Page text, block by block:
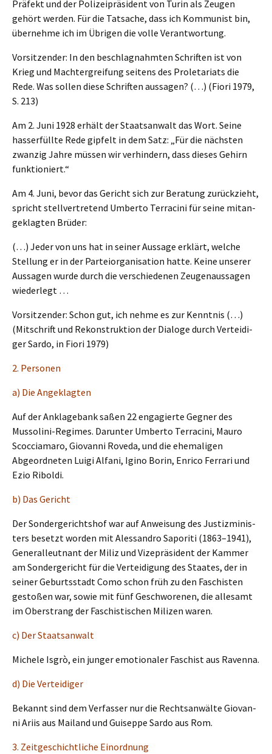
Präfekt und der Polizei­prä­si­dent von Turin als Zeugen
gehört werden. Für die Tatsa­che, dass ich Kommu­nist bin,
überneh­me ich im Übrigen die volle Verantwortung.
Vorsit­zen­der: In den beschlag­nahm­ten Schrif­ten ist von
Krieg und Macht­er­grei­fung seitens des Prole­ta­ri­ats die
Rede. Was sollen diese Schrif­ten aussa­gen? (…) (Fiori 1979,
S. 213)
Am 2. Juni 1928 erhält der Staats­an­walt das Wort. Seine
hasserfüll­te Rede gipfelt in dem Satz: „Für die nächs­ten
zwanzig Jahre müssen wir verhin­dern, dass dieses Gehirn
funktioniert.“
Am 4. Juni, bevor das Gericht sich zur Beratung zurück­zieht,
spricht stell­ver­tre­tend Umber­to Terra­ci­ni für seine mitan­
ge­klag­ten Brüder:
(…) Jeder von uns hat in seiner Aussa­ge erklärt, welche
Stellung er in der Partei­or­ga­ni­sa­ti­on hatte. Keine unserer
Aussa­gen wurde durch die verschie­de­nen Zeugen­aus­sa­gen
wiederlegt …
Vorsit­zen­der: Schon gut, ich nehme es zur Kennt­nis (…)
(Mitschrift und Rekon­struk­ti­on der Dialo­ge durch Vertei­di­
ger Sardo, in Fiori 1979)
2. Perso­nen
a) Die Angeklagten
Auf der Ankla­ge­bank saßen 22 engagier­te Gegner des
Musso­li­ni-Regimes. Darun­ter Umber­to Terra­ci­ni, Mauro
Scoccia­ma­ro, Giovan­ni Roveda, und die ehema­li­gen
Abgeord­ne­ten Luigi Alfani, Igino Borin, Enrico Ferra­ri und
Ezio Riboldi.
b) Das Gericht
Der Sonder­ge­richts­hof war auf Anwei­sung des Justiz­mi­nis­
ters besetzt worden mit Alessan­dro Sapori­ti (1863–1941),
General­leut­nant der Miliz und Vizeprä­si­dent der Kammer
am Sonder­ge­richt für die Vertei­di­gung des Staates, der in
seiner Geburts­stadt Como schon früh zu den Faschis­ten
gesto­ßen war, sowie mit fünf Geschwo­re­nen, die allesamt
im Oberstrang der Faschis­ti­schen Milizen waren.
c) Der Staatsanwalt
Miche­le Isgrò, ein junger emotio­na­ler Faschist aus Ravenna.
d) Die Verteidiger
Bekannt sind dem Verfas­ser nur die Rechts­an­wäl­te Giovan­
ni Ariis aus Mailand und Guisep­pe Sardo aus Rom.
3. Zeitge­schicht­li­che Einordnung